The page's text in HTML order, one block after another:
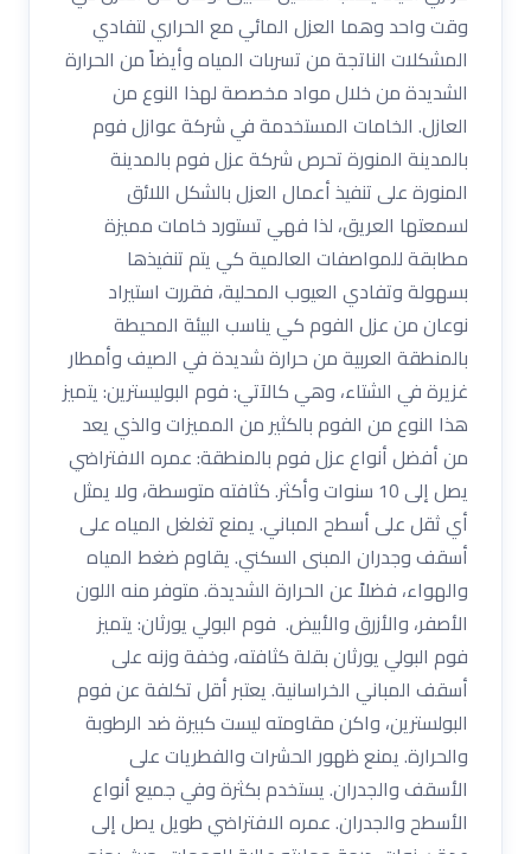
وقت واحد وهما العزل المائي مع الحراري لتفادي
المشكلات الناتجة من تسربات المياه وأيضاً من الحرارة
الشديدة من خلال مواد مخصصة لهذا النوع من
العازل. الخامات المستخدمة في شركة عوازل فوم
بالمدينة المنورة تحرص شركة عزل فوم بالمدينة
المنورة على تنفيذ أعمال العزل بالشكل اللائق
لسمعتها العريق، لذا فهي تستورد خامات مميزة
مطابقة للمواصفات العالمية كي يتم تنفيذها
بسهولة وتفادي العيوب المحلية، فقررت استيراد
نوعان من عزل الفوم كي يناسب البيئة المحيطة
بالمنطقة العربية من حرارة شديدة في الصيف وأمطار
غزيرة في الشتاء، وهي كالآتي: فوم البوليسترين: يتميز
هذا النوع من الفوم بالكثير من المميزات والذي يعد
من أفضل أنواع عزل فوم بالمنطقة: عمره الافتراضي
يصل إلى 10 سنوات وأكثر. كثافته متوسطة، ولا يمثل
أي ثقل على أسطح المباني. يمنع تغلغل المياه على
أسقف وجدران المبنى السكني. يقاوم ضغط المياه
والهواء، فضلاً عن الحرارة الشديدة. متوفر منه اللون
الأصفر، والأزرق والأبيض. فوم البولي يورثان: يتميز
فوم البولي يورثان بقلة كثافته، وخفة وزنه على
أسقف المباني الخراسانية. يعتبر أقل تكلفة عن فوم
البولسترين، واكن مقاومته ليست كبيرة ضد الرطوبة
والحرارة. يمنع ظهور الحشرات والفطريات على
الأسقف والجدران. يستخدم بكثرة وفي جميع أنواع
الأسطح والجدران. عمره الافتراضي طويل يصل إلى